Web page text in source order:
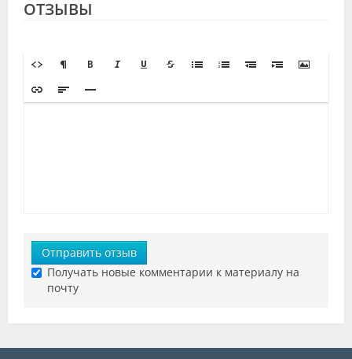
ОТЗЫВЫ
Отправить отзыв
Получать новые комментарии к материалу на
почту